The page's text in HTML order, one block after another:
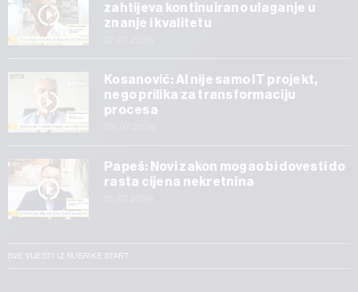
zahtijeva kontinuirano ulaganje u
znanje i kvalitetu
Kosanović: AI nije samo IT projekt,
nego prilika za transformaciju
procesa
Papeš: Novi zakon mogao bi dovesti do
rasta cijena nekretnina
SVE VIJESTI IZ RUBRIKE START